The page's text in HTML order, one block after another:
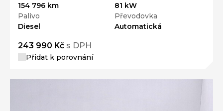
154 796 km
81 kW
Palivo
Diesel
Převodovka
Automatická
243 990 Kč s DPH
Přidat k porovnání